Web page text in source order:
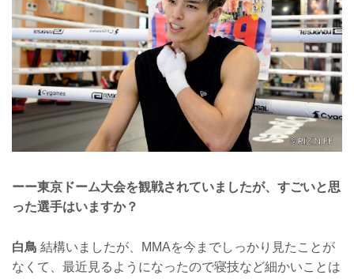
ーー東京ドーム大会を観戦されていましたが、すごいと思
った選手はいますか？
白鳥 結構いましたが、MMAを今までしっかり見たことが
なくて、最近見るようになったので寝技など細かいことは